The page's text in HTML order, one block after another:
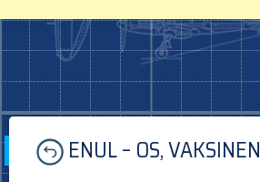
Skip
content
ENUL – OS, VAKSINEN